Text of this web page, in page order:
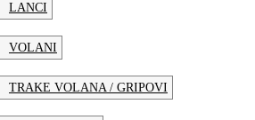
LANCI
VOLANI
TRAKE VOLANA / GRIPOVI